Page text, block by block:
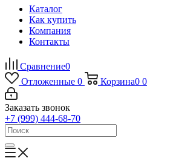
Каталог
Как купить
Компания
Контакты
Сравнение0
Отложенные 0 Корзина0 0
Заказать звонок
+7 (999) 444-68-70